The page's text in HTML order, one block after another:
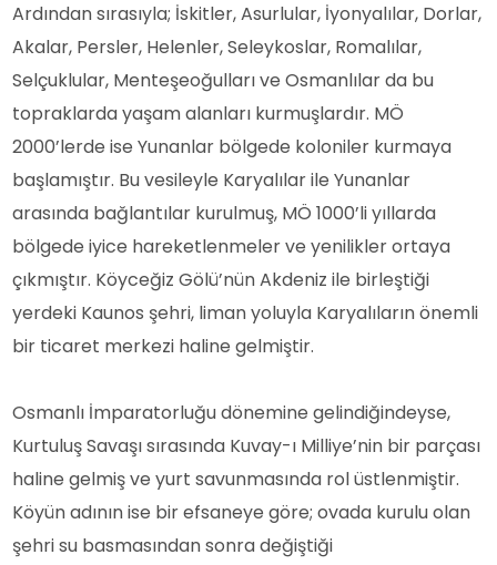
Ardından sırasıyla; İskitler, Asurlular, İyonyalılar, Dorlar,
Akalar, Persler, Helenler, Seleykoslar, Romalılar,
Selçuklular, Menteşeoğulları ve Osmanlılar da bu
topraklarda yaşam alanları kurmuşlardır. MÖ
2000’lerde ise Yunanlar bölgede koloniler kurmaya
başlamıştır. Bu vesileyle Karyalılar ile Yunanlar
arasında bağlantılar kurulmuş, MÖ 1000’li yıllarda
bölgede iyice hareketlenmeler ve yenilikler ortaya
çıkmıştır. Köyceğiz Gölü’nün Akdeniz ile birleştiği
yerdeki Kaunos şehri, liman yoluyla Karyalıların önemli
bir ticaret merkezi haline gelmiştir.
Osmanlı İmparatorluğu dönemine gelindiğindeyse,
Kurtuluş Savaşı sırasında Kuvay-ı Milliye’nin bir parçası
haline gelmiş ve yurt savunmasında rol üstlenmiştir.
Köyün adının ise bir efsaneye göre; ovada kurulu olan
şehri su basmasından sonra değiştiği